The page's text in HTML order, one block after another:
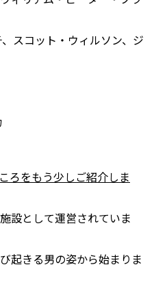
スコット・ウィルソン、ジ
ろをもう少しご紹介しま
設として運営されていま
起きる男の姿から始まりま